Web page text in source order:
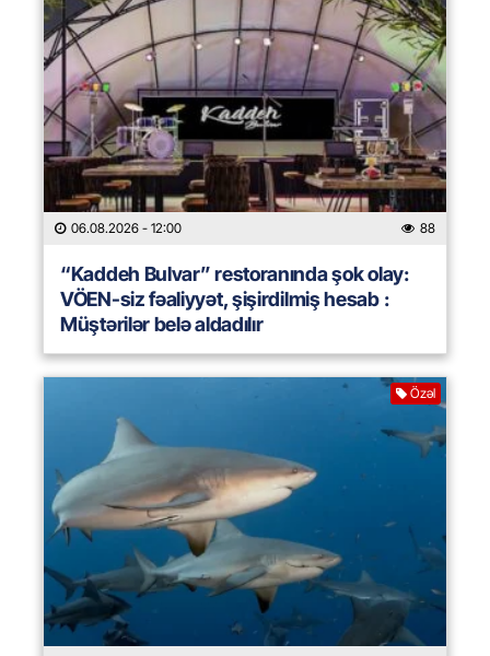
06.08.2026 - 12:00 88
“Kaddeh Bulvar” restoranında şok olay:
VÖEN-siz fəaliyyət, şişirdilmiş hesab :
Müştərilər belə aldadılır
Özəl